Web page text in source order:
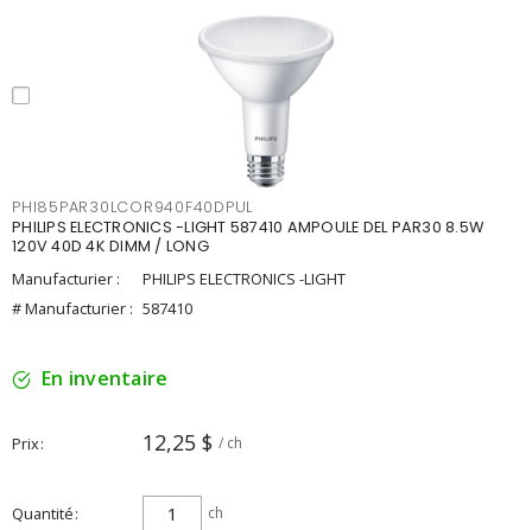
PHI85PAR30LCOR940F40DPUL
PHILIPS ELECTRONICS -LIGHT 587410 AMPOULE DEL PAR30 8.5W
120V 40D 4K DIMM / LONG
Manufacturier :
PHILIPS ELECTRONICS -LIGHT
# Manufacturier : 587410
En inventaire
Prix 12,25 $ / ch
Quantité ch